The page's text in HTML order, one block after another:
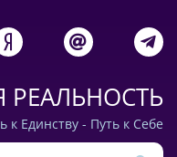
РЕАЛЬНОСТЬ
к Единству - Путь к Себе